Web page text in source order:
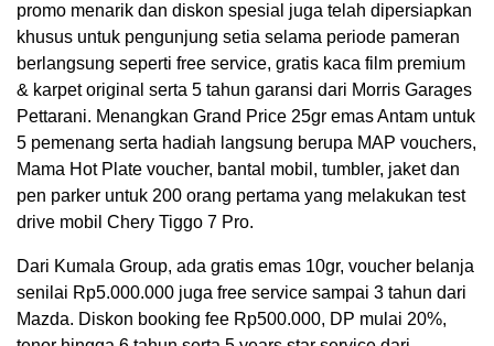
promo menarik dan diskon spesial juga telah dipersiapkan
khusus untuk pengunjung setia selama periode pameran
berlangsung seperti free service, gratis kaca film premium
& karpet original serta 5 tahun garansi dari Morris Garages
Pettarani. Menangkan Grand Price 25gr emas Antam untuk
5 pemenang serta hadiah langsung berupa MAP vouchers,
Mama Hot Plate voucher, bantal mobil, tumbler, jaket dan
pen parker untuk 200 orang pertama yang melakukan test
drive mobil Chery Tiggo 7 Pro.
Dari Kumala Group, ada gratis emas 10gr, voucher belanja
senilai Rp5.000.000 juga free service sampai 3 tahun dari
Mazda. Diskon booking fee Rp500.000, DP mulai 20%,